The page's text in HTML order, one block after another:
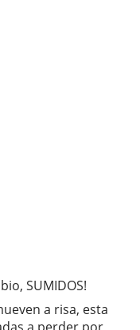
SUMIDOS!
a risa, esta